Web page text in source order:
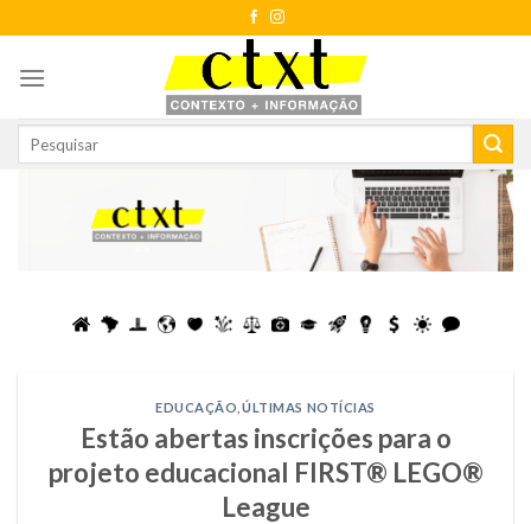
to
content
EDUCAÇÃO ,ÚLTIMAS NOTÍCIAS
Estão abertas inscrições para o
projeto educacional FIRST® LEGO®
League